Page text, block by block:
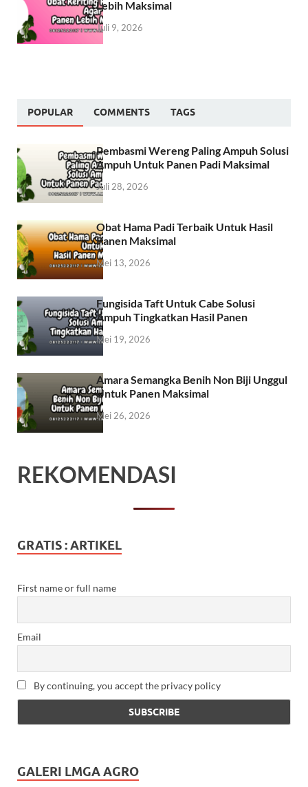
Lebih Maksimal
Juli 9, 2026
POPULAR COMMENTS TAGS
Pembasmi Wereng Paling Ampuh Solusi
Ampuh Untuk Panen Padi Maksimal
Juli 28, 2026
Obat Hama Padi Terbaik Untuk Hasil
Panen Maksimal
Mei 13, 2026
Fungisida Taft Untuk Cabe Solusi
Ampuh Tingkatkan Hasil Panen
Mei 19, 2026
Amara Semangka Benih Non Biji Unggul
Untuk Panen Maksimal
Mei 26, 2026
REKOMENDASI
GRATIS : ARTIKEL
First name or full name
Email
By continuing, you accept the privacy policy
GALERI LMGA AGRO